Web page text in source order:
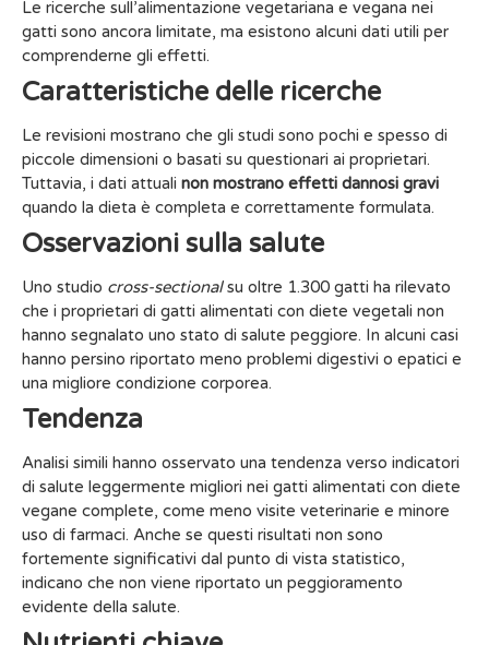
Le ricerche sull’alimentazione vegetariana e vegana nei
gatti sono ancora limitate, ma esistono alcuni dati utili per
comprenderne gli effetti.
Caratteristiche delle ricerche
Le revisioni mostrano che gli studi sono pochi e spesso di
piccole dimensioni o basati su questionari ai proprietari.
Tuttavia, i dati attuali non mostrano effetti dannosi gravi
quando la dieta è completa e correttamente formulata.
Osservazioni sulla salute
Uno studio cross-sectionalsu oltre 1.300 gatti ha rilevato
che i proprietari di gatti alimentati con diete vegetali non
hanno segnalato uno stato di salute peggiore. In alcuni casi
hanno persino riportato meno problemi digestivi o epatici e
una migliore condizione corporea.
Tendenza
Analisi simili hanno osservato una tendenza verso indicatori
di salute leggermente migliori nei gatti alimentati con diete
vegane complete, come meno visite veterinarie e minore
uso di farmaci. Anche se questi risultati non sono
fortemente significativi dal punto di vista statistico,
indicano che non viene riportato un peggioramento
evidente della salute.